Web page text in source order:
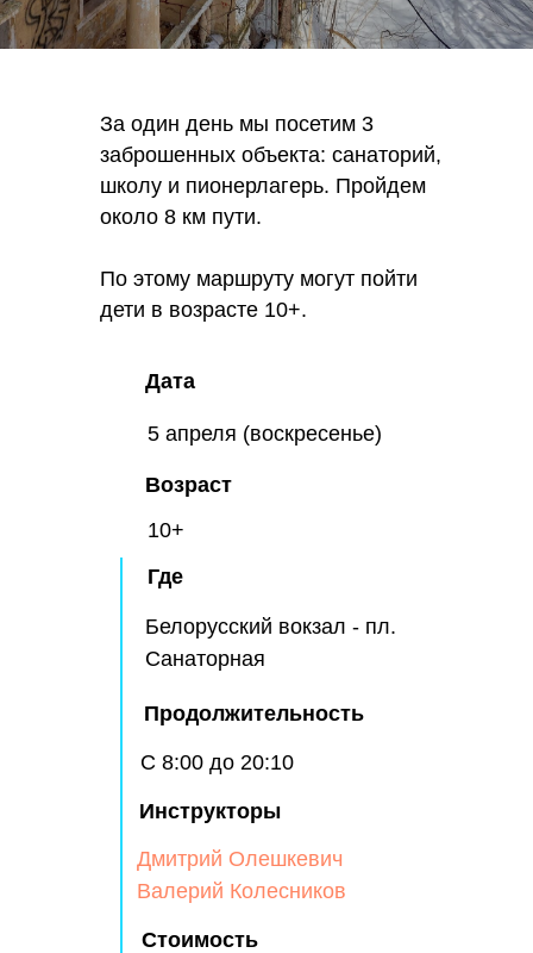
За один день мы посетим 3
заброшенных объекта: санаторий,
школу и пионерлагерь. Пройдем
около 8 км пути.
По этому маршруту могут пойти
дети в возрасте 10+.
Дата
Возраст
Где
Продолжительность
Стоимость
С 8:00 до 20:10
Белорусский вокзал - пл.
Санаторная
10+
5 апреля (воскресенье)
Инструкторы
Дмитрий Олешкевич
Валерий Колесников